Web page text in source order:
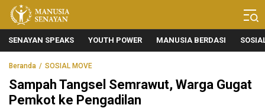
Manusia Senayan
Manusia Bicara, Senayan Bersuara
SENAYAN SPEAKS YOUTH POWER MANUSIA BERDASI
Beranda SOSIAL MOVE
Sampah Tangsel Semrawut, Warga Gugat
Pemkot ke Pengadilan